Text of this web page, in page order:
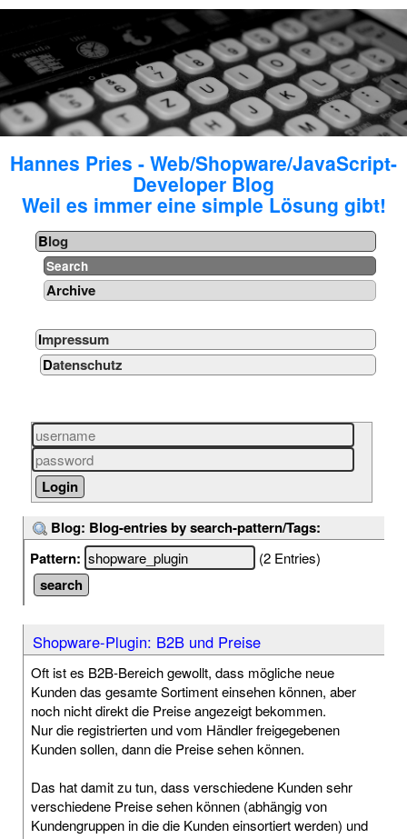
Hannes Pries - Web/Shopware/JavaScript-
Developer Blog
Weil es immer eine simple Lösung gibt!
Blog
Search
Archive
Impressum
Datenschutz
Blog: Blog-entries by search-pattern/Tags:
Pattern:
(2 Entries)
Shopware-Plugin: B2B und Preise
Oft ist es B2B-Bereich gewollt, dass mögliche neue
Kunden das gesamte Sortiment einsehen können, aber
noch nicht direkt die Preise angezeigt bekommen.
Nur die registrierten und vom Händler freigegebenen
Kunden sollen, dann die Preise sehen können.
Das hat damit zu tun, dass verschiedene Kunden sehr
verschiedene Preise sehen können (abhängig von
Kundengruppen in die die Kunden einsortiert werden) und